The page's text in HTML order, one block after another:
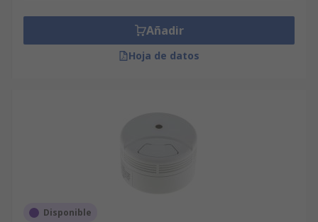
Añadir
Hoja de datos
Disponible